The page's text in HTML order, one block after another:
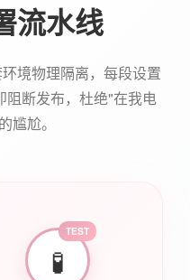
流水线
境物理隔离，每段设置
阻断发布，杜绝"在我电
尴尬。
🧪
TEST